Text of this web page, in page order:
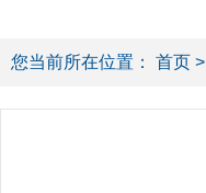
您当前所在位置： 首页 >